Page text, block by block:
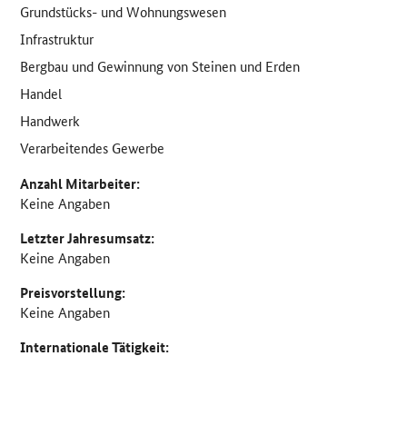
Grundstücks- und Wohnungswesen
Infrastruktur
Bergbau und Gewinnung von Steinen und Erden
Handel
Handwerk
Verarbeitendes Gewerbe
Anzahl Mitarbeiter:
Keine Angaben
Letzter Jahresumsatz:
Keine Angaben
Preisvorstellung:
Keine Angaben
Internationale Tätigkeit: